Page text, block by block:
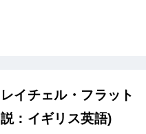
レイチェル・フラッ
説：イギリス英語)